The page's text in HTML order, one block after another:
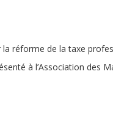
la réforme de la taxe
à l’Association des